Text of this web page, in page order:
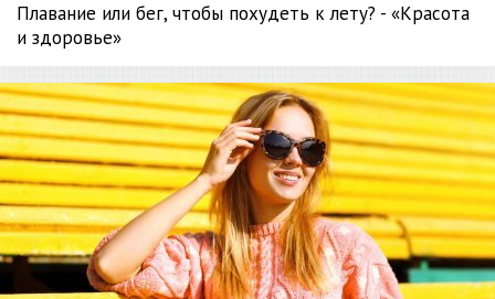
Плавание или бег, чтобы похудеть к лету? - «Красота
и здоровье»